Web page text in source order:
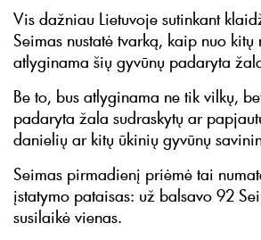
Vis dažniau Lietuvoje sutinkant
Seimas nustatė tvarką, kaip nuo kitų
atlyginama šių gyvūnų padaryta
Be to, bus atlyginama ne tik vilkų,
padaryta žala sudraskytų ar
danielių ar kitų ūkinių gyvūnų
Seimas pirmadienį priėmė tai
įstatymo pataisas: už balsavo 92
susilaikė vienas.